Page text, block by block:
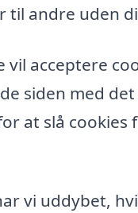
til andre uden
vil acceptere
siden med
at slå cookies
vi uddybet,